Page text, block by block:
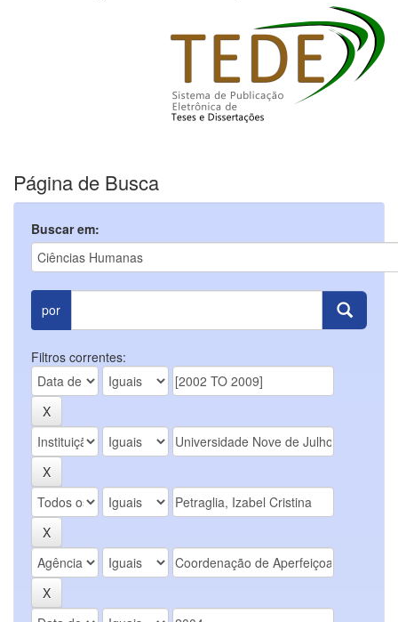
Página de Busca
Buscar em:
por
Filtros correntes: